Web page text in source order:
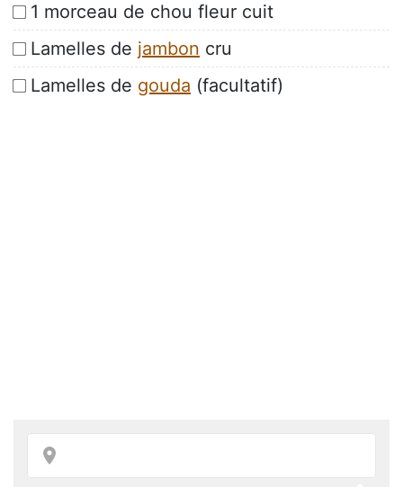
1 morceau de chou fleur cuit
Lamelles de jambon cru
Lamelles de gouda (facultatif)